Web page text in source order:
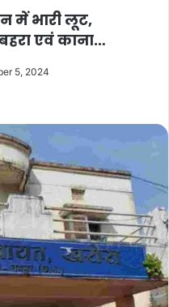
में भारी लूट,
एवं काना…
5, 2024